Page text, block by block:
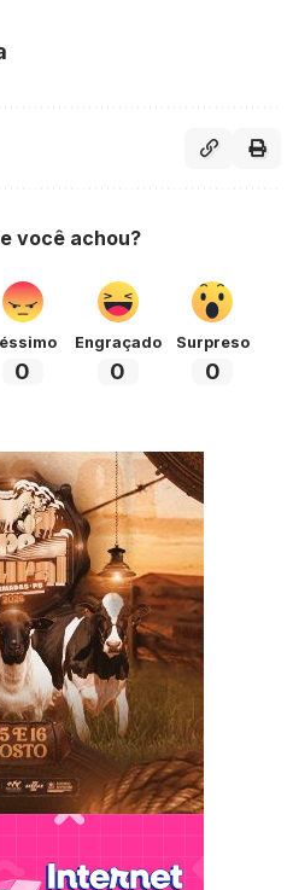
você achou?
0
Engraçado
0
Surpreso
0